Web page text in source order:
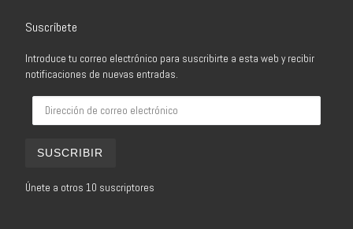
Suscríbete
Introduce tu correo electrónico para suscribirte a esta web y recibir
notificaciones de nuevas entradas.
SUSCRIBIR
Únete a otros 10 suscriptores